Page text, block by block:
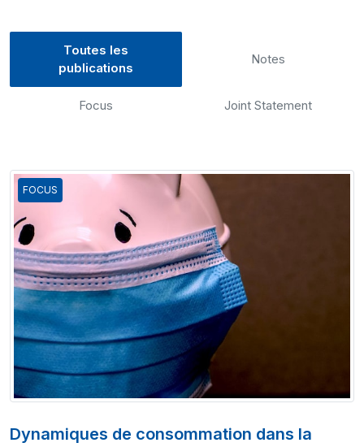
Toutes les
publications
Notes
Focus Joint Statement
FOCUS
Dynamiques de consommation dans la